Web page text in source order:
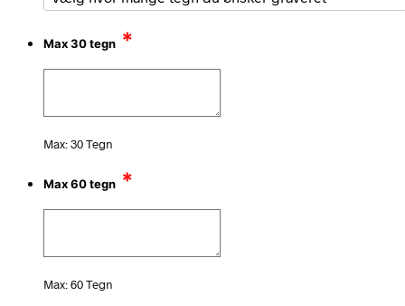
Max 30 tegn *
Max: 30 Tegn
Max 60 tegn *
Max: 60 Tegn